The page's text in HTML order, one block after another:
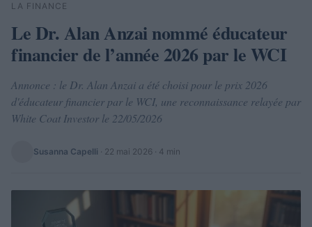
Rechercher
LA FINANCE
Le Dr. Alan Anzai nommé éducateur
financier de l’année 2026 par le WCI
Annonce : le Dr. Alan Anzai a été choisi pour le prix 2026
d'éducateur financier par le WCI, une reconnaissance relayée par
White Coat Investor le 22/05/2026
Susanna Capelli · 22 mai 2026 · 4 min